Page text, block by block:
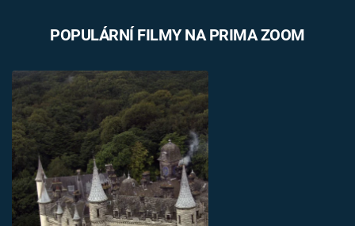
POPULÁRNÍ FILMY NA PRIMA ZOOM